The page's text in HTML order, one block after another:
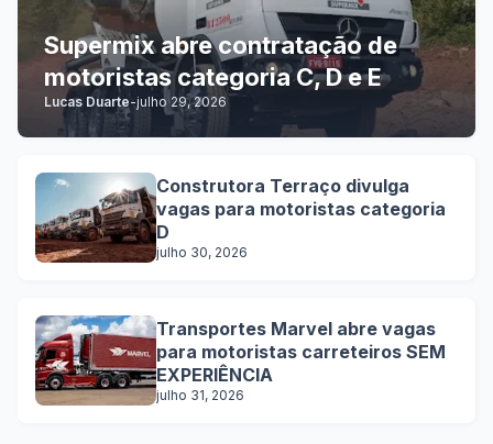
Supermix abre contratação de
motoristas categoria C, D e E
Lucas Duarte-julho 29, 2026
Construtora Terraço divulga
vagas para motoristas categoria
D
julho 30, 2026
Transportes Marvel abre vagas
para motoristas carreteiros SEM
EXPERIÊNCIA
julho 31, 2026